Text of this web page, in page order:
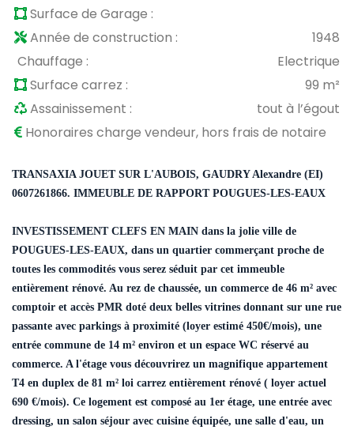
Surface de Garage :
Année de construction :
1948
Chauffage :
Electrique
Surface carrez :
99 m²
Assainissement :
tout à l’égout
Honoraires charge vendeur, hors frais de notaire
TRANSAXIA JOUET SUR L'AUBOIS, GAUDRY Alexandre (EI)
0607261866. IMMEUBLE DE RAPPORT POUGUES-LES-EAUX
INVESTISSEMENT CLEFS EN MAIN dans la jolie ville de
POUGUES-LES-EAUX, dans un quartier commerçant proche de
toutes les commodités vous serez séduit par cet immeuble
entièrement rénové. Au rez de chaussée, un commerce de 46 m² avec
comptoir et accès PMR doté deux belles vitrines donnant sur une rue
passante avec parkings à proximité (loyer estimé 450€/mois), une
entrée commune de 14 m² environ et un espace WC réservé au
commerce. A l'étage vous découvrirez un magnifique appartement
T4 en duplex de 81 m² loi carrez entièrement rénové ( loyer actuel
690 €/mois). Ce logement est composé au 1er étage, une entrée avec
dressing, un salon séjour avec cuisine équipée, une salle d'eau, un